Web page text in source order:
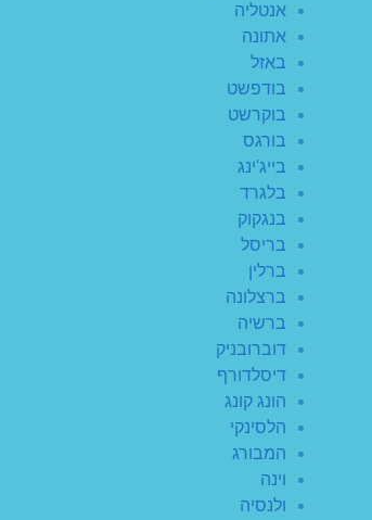
אנטליה
אתונה
באזל
בודפשט
בוקרשט
בורגס
בייג'ינג
בלגרד
בנגקוק
בריסל
ברלין
ברצלונה
ברשיה
דוברובניק
דיסלדורף
הונג קונג
הלסינקי
המבורג
וינה
ולנסיה